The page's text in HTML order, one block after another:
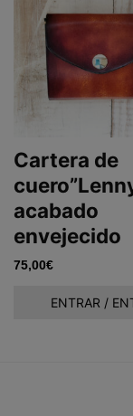
Cartera de
acabado
envejecido
75,00€
ENTRAR /